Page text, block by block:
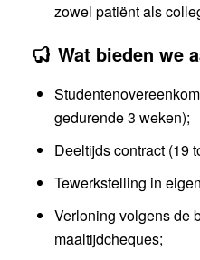
zowel patiënt als
Wat bieden we
gedurende 3 weken);
Deeltijds contract (19
Tewerkstelling in
Verloning volgens de
maaltijdcheques;